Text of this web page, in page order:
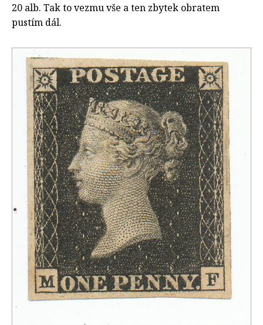
20 alb. Tak to vezmu vše a ten zbytek obratem
pustím dál.